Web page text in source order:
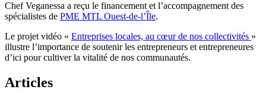
Chef Veganessa a reçu le financement et l’accompagnement des
spécialistes de PME MTL Ouest-de-l’Île.
Le projet vidéo « Entreprises locales, au cœur de nos collectivités »
illustre l’importance de soutenir les entrepreneurs et entrepreneures
d’ici pour cultiver la vitalité de nos communautés.
Articles